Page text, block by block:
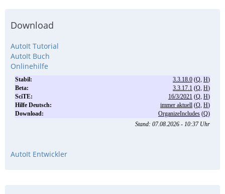
Download
AutoIt Tutorial
AutoIt Buch
Onlinehilfe
AutoIt Entwickler